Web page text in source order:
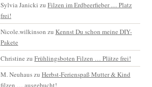
Sylvia Janicki zu Filzen im Erdbeerfieber … Platz
frei!
Nicole.wilkinson zu Kennst Du schon meine DIY-
Pakete
Christine zu Frühlingsboten Filzen … Plätze frei!
M. Neuhauszu Herbst-Ferienspaß Mutter & Kind
filzen … ausgebucht!